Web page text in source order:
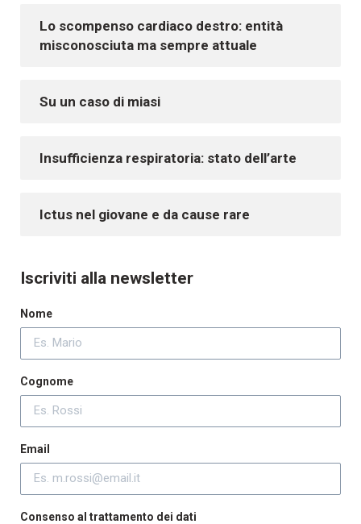
Lo scompenso cardiaco destro: entità
misconosciuta ma sempre attuale
Su un caso di miasi
Insufficienza respiratoria: stato dell’arte
Ictus nel giovane e da cause rare
Iscriviti alla newsletter
Nome
Cognome
Email
Consenso al trattamento dei dati